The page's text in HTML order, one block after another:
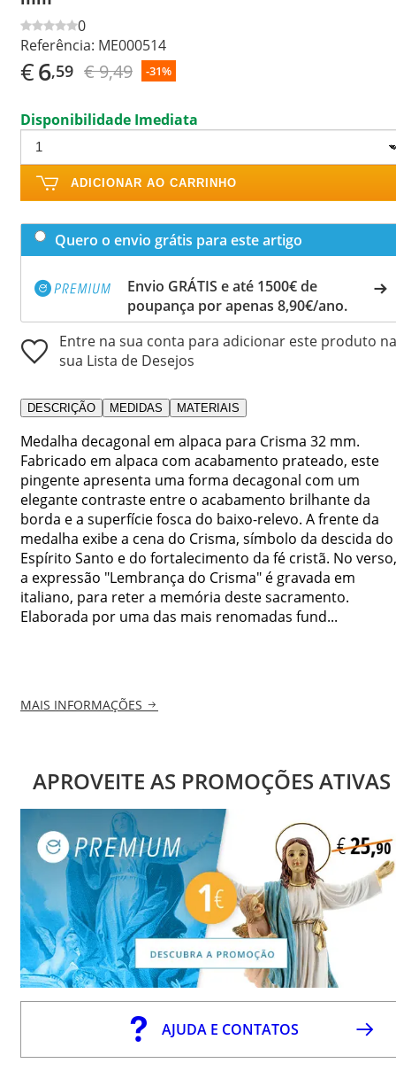
0
Referência: ME000514
€6,59 € 9,49 -31%
Disponibilidade Imediata
ADICIONAR AO CARRINHO
Quero o envio grátis para este artigo
Envio GRÁTIS e até 1500€ de
poupança por apenas 8,90€/ano.
Entre na sua conta para adicionar este produto na
sua Lista de Desejos
DESCRIÇÃO MEDIDAS MATERIAIS
Medalha decagonal em alpaca para Crisma 32 mm.
Fabricado em alpaca com acabamento prateado, este
pingente apresenta uma forma decagonal com um
elegante contraste entre o acabamento brilhante da
borda e a superfície fosca do baixo-relevo. A frente da
medalha exibe a cena do Crisma, símbolo da descida do
Espírito Santo e do fortalecimento da fé cristã. No verso,
a expressão "Lembrança do Crisma" é gravada em
italiano, para reter a memória deste sacramento.
Elaborada por uma das mais renomadas fund...
MAIS INFORMAÇÕES
APROVEITE AS PROMOÇÕES ATIVAS
AJUDA E CONTATOS